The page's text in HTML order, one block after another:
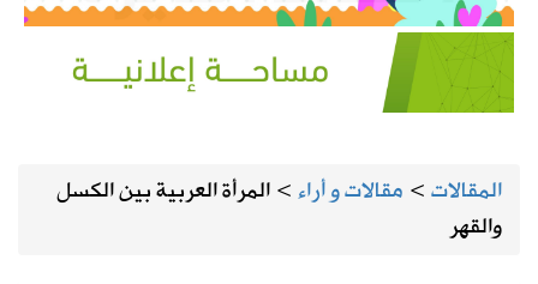
المقالات> مقالات و أراء>المرأة العربية بين الكسل
والقهر